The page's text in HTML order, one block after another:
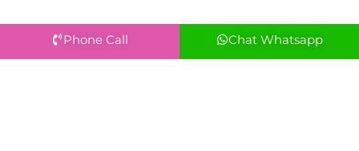
Phone Call Chat Whatsapp